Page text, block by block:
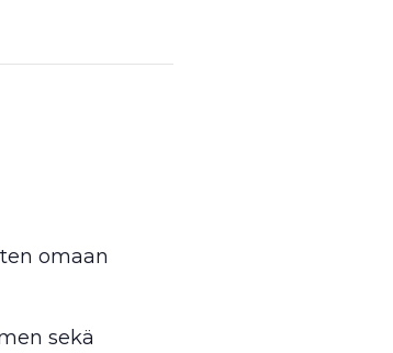
omaan
sekä